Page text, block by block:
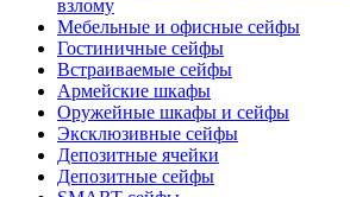
взлому
Мебельные и офисные сейфы
Гостиничные сейфы
Встраиваемые сейфы
Армейские шкафы
Оружейные шкафы и сейфы
Эксклюзивные сейфы
Депозитные ячейки
Депозитные сейфы